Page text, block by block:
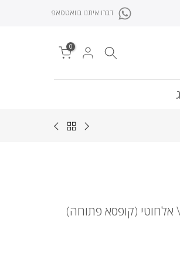
דברו איתנו בוואטסאפ
0
\ אלחוטי (קופסא פתוחה)